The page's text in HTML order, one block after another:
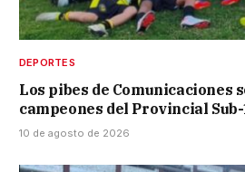
DEPORTES
Los pibes de Comunicaciones
campeones del Provincial
10 de agosto de 2026